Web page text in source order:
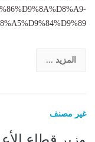
المزيد ...
غير مصنف